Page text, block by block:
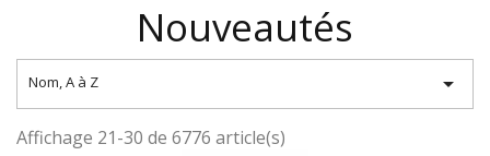
Nouveautés
Nom, A à Z 
Affichage 21-30 de 6776 article(s)